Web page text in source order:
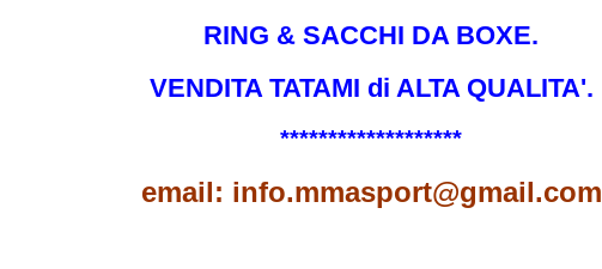
RING & SACCHI DA BOXE.
VENDITA TATAMI di ALTA QUALITA'.
*******************
email: info.mmasport@gmail.com